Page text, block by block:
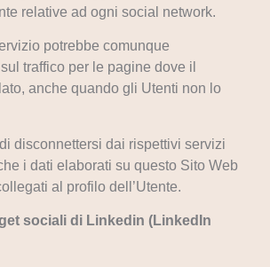
relative ad ogni social network.
potrebbe comunque
traffico per le pagine dove il
anche quando gli Utenti non lo
disconnettersi dai rispettivi servizi
i dati elaborati su questo Sito Web
al profilo dell’Utente.
sociali di Linkedin (LinkedIn